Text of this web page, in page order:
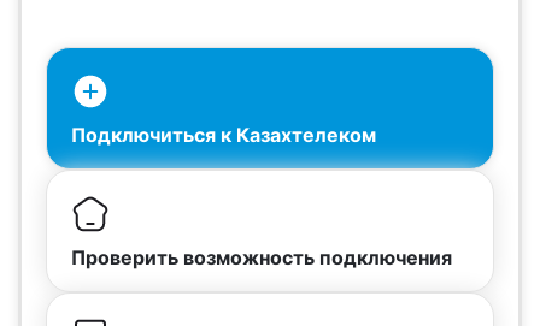
Подключиться к Казахтелеком
Проверить возможность подключения